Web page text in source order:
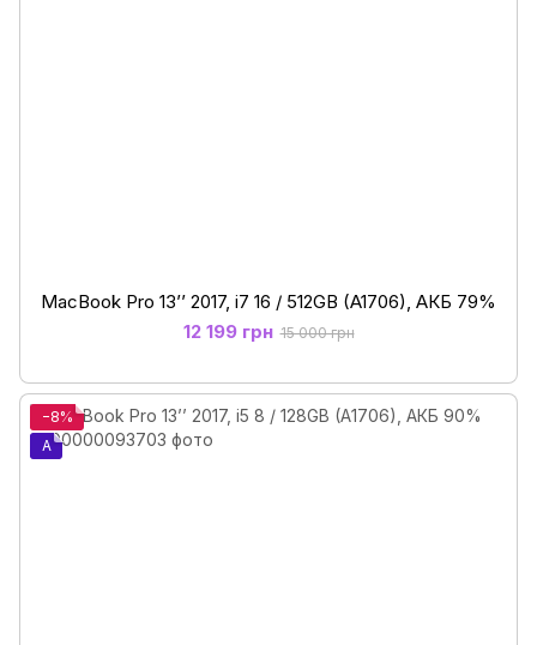
MacBook Pro 13’’ 2017, i7 16 / 512GB (A1706), АКБ 79%
12 199 грн 15 000 грн
−8%
A